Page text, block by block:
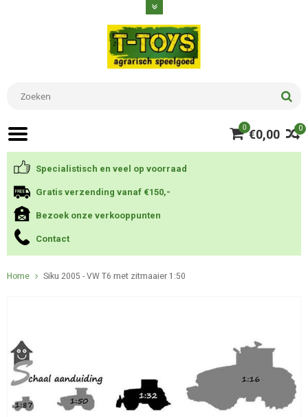
0
0 €0,00
Specialistisch en veel op voorraad
Gratis verzending vanaf €150,-
Bezoek onze verkooppunten
Contact
Home Siku 2005 - VW T6 met zitmaaier 1:50